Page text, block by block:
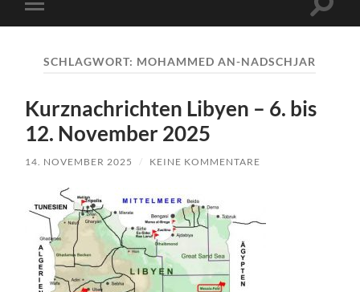
Mobile-
Menü
SCHLAGWORT: MOHAMMED AN-NADSCHJAR
Kurznachrichten Libyen – 6. bis
12. November 2025
14. NOVEMBER 2025 / KEINE KOMMENTARE